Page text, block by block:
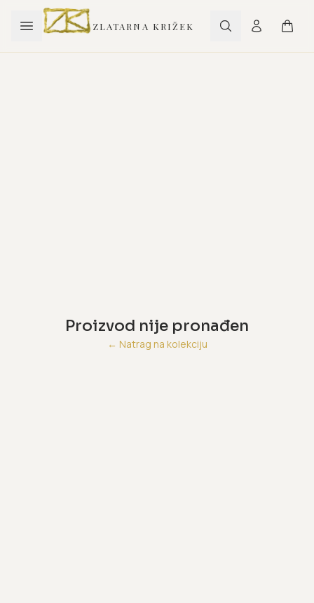
ZLATARNA KRIŽEK
Proizvod nije pronađen
← Natrag na kolekciju